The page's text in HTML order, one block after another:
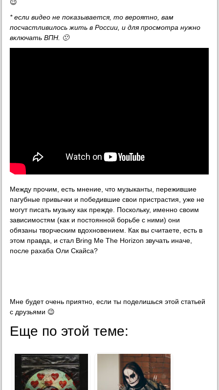
😉
* если видео не показывается, то вероятно, вам
посчастливилось жить в России, и для просмотра нужно
включать ВПН. 🙁
Между прочим, есть мнение, что музыканты, пережившие
пагубные привычки и победившие свои пристрастия, уже не
могут писать музыку как прежде. Поскольку, именно своим
зависимостям (как и постоянной борьбе с ними) они
обязаны творческим вдохновением. Как вы считаете, есть в
этом правда, и стал Bring Me The Horizon звучать иначе,
после рахаба Оли Скайса?
Мне будет очень приятно, если ты поделишься этой статьей
с друзьями 😉
Еще по этой теме: